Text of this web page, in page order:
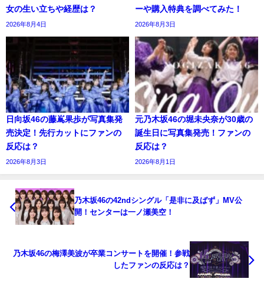
女の生い立ちや経歴は？
2026年8月4日
ーや購入特典を調べてみた！
2026年8月3日
日向坂46の藤嶌果歩が写真集発
売決定！先行カットにファンの
反応は？
2026年8月3日
元乃木坂46の堀未央奈が30歳の
誕生日に写真集発売！ファンの
反応は？
2026年8月1日
乃木坂46の42ndシングル「是非に及ばず」MV公
開！センターは一ノ瀬美空！
乃木坂46の梅澤美波が卒業コンサートを開催！参戦
したファンの反応は？